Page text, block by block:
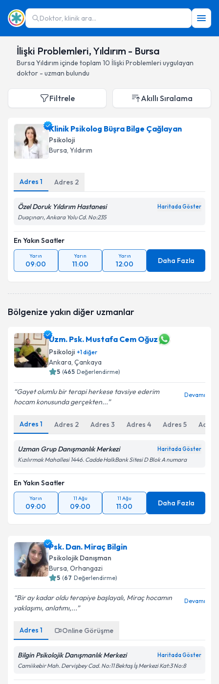
Doktor, klinik ara...
İlişki Problemleri, Yıldırım - Bursa
Bursa Yıldırım içinde toplam 10 İlişki Problemleri uygulayan
doktor - uzman bulundu
Filtrele Akıllı Sıralama
Klinik Psikolog Büşra Bilge Çağlayan
Psikoloji
Bursa, Yıldırım
Adres 1 Adres 2
Özel Doruk Yıldırım Hastanesi Haritada Göster
Duaçınarı, Ankara Yolu Cd. No:235
En Yakın Saatler
Yarın
09:00
Yarın
11:00
Yarın
12:00 Daha Fazla
Bölgenize yakın diğer uzmanlar
Uzm. Psk. Mustafa Cem Oğuz
Psikoloji +1diğer
Ankara, Çankaya
5 (465 Değerlendirme)
Gayet olumlu bir terapi herkese tavsiye ederim
hocam konusunda gerçekten...
Devamı
Adres 1 Adres 2 Adres 3 Adres 4 Adres 5 Adres
Uzman Grup Danışmanlık Merkezi Haritada Göster
Kızılırmak Mahallesi 1446. Cadde HalkBank Sitesi D Blok A numara
En Yakın Saatler
Yarın
09:00
11 Ağu
09:00
11 Ağu
11:00 Daha Fazla
Psk. Dan. Miraç Bilgin
Psikolojik Danışman
Bursa, Orhangazi
5 (67 Değerlendirme)
Bir ay kadar oldu terapiye başlayalı, Miraç hocamın
yaklaşımı, anlatımı,...
Devamı
Adres 1 Online Görüşme
Bilgin Psikolojik Danışmanlık Merkezi Haritada Göster
Camiikebir Mah. Dervişbey Cad. No:11 Bektaş İş Merkezi Kat:3 No:8